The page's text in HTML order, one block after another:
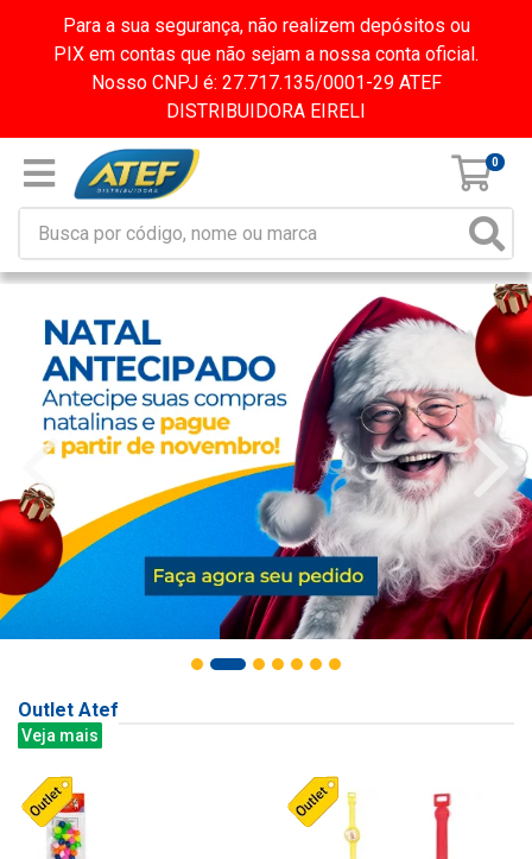
Para a sua segurança, não realizem depósitos ou
PIX em contas que não sejam a nossa conta oficial.
Nosso CNPJ é: 27.717.135/0001-29 ATEF
DISTRIBUIDORA EIRELI
0
Outlet Atef
Veja mais